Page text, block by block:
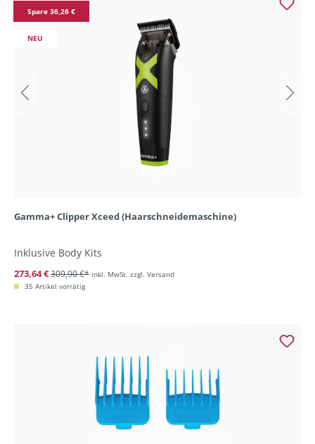
Spare 36,26 €
NEU
Gamma+ Clipper Xceed (Haarschneidemaschine)
Inklusive Body Kits
273,64 €309,90 €* inkl. MwSt. zzgl. Versand
35 Artikel vorrätig